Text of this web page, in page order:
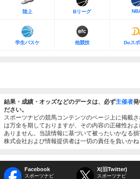
陸上 Bリーグ
学生バスケ 他競技 Doス
結果・成績・オッズなどのデータは、必ず主催者発
ださい。
スポーツナビの競馬コンテンツのページ上に掲載
は万全を期しておりますが、その内容の正確性お
ありません。当該情報に基づいて被ったいかなる
株式会社および情報提供者は一切の責任を負いかね
Facebook
スポーツナビ
X(旧Twitter)
スポーツナビ